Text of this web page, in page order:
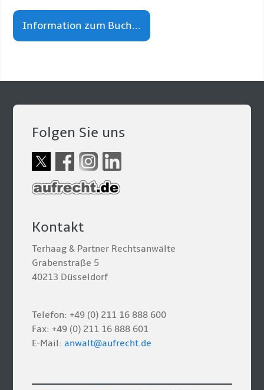
Information zum Buch...
Folgen Sie uns
Kontakt
Terhaag & Partner Rechtsanwälte
Grabenstraße 5
40213 Düsseldorf
Telefon: +49 (0) 211 16 888 600
Fax: +49 (0) 211 16 888 601
E-Mail:anwalt@aufrecht.de